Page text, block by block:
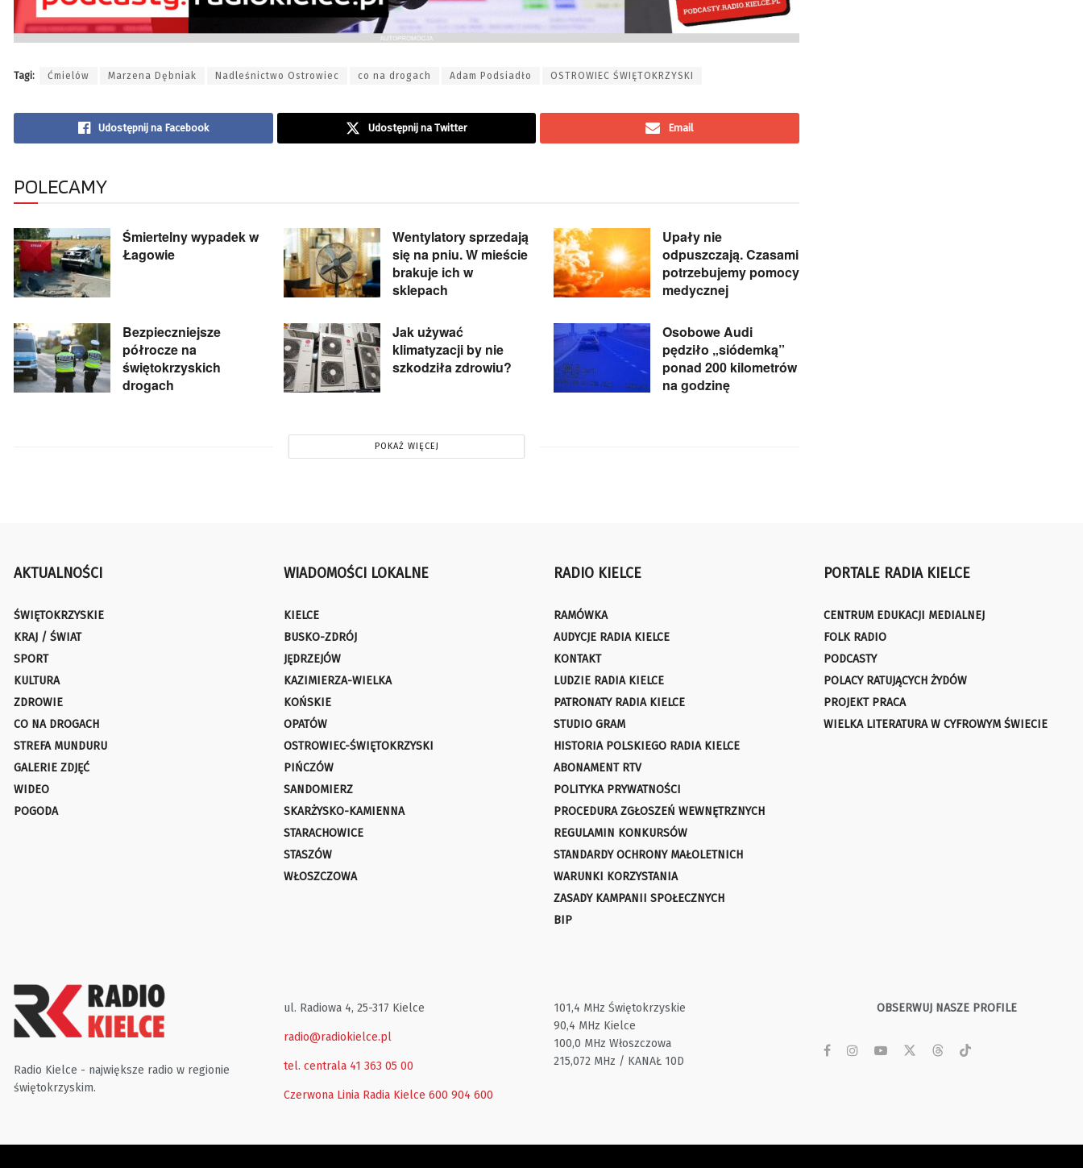
Tagi: Ćmielów Marzena Dębniak Nadleśnictwo Ostrowiec co na drogach Adam Podsiadło OSTROWIEC ŚWIĘTOKRZYSKI
Udostępnij na Facebook Udostępnij na Twitter Email
POLECAMY
Śmiertelny wypadek w
Łagowie
Wentylatory sprzedają
się na pniu. W mieście
brakuje ich w
sklepach
Upały nie
odpuszczają. Czasami
potrzebujemy pomocy
medycznej
Bezpieczniejsze
półrocze na
świętokrzyskich
drogach
Jak używać
klimatyzacji by nie
szkodziła zdrowiu?
Osobowe Audi
pędziło „siódemką”
ponad 200 kilometrów
na godzinę
POKAŻ WIĘCEJ
AKTUALNOŚCI
ŚWIĘTOKRZYSKIE
KRAJ / ŚWIAT
SPORT
KULTURA
ZDROWIE
CO NA DROGACH
STREFA MUNDURU
GALERIE ZDJĘĆ
WIDEO
POGODA
WIADOMOŚCI LOKALNE
KIELCE
BUSKO-ZDRÓJ
JĘDRZEJÓW
KAZIMIERZA-WIELKA
KOŃSKIE
OPATÓW
OSTROWIEC-ŚWIĘTOKRZYSKI
PIŃCZÓW
SANDOMIERZ
SKARŻYSKO-KAMIENNA
STARACHOWICE
STASZÓW
WŁOSZCZOWA
RADIO KIELCE
RAMÓWKA
AUDYCJE RADIA KIELCE
KONTAKT
LUDZIE RADIA KIELCE
PATRONATY RADIA KIELCE
STUDIO GRAM
HISTORIA POLSKIEGO RADIA KIELCE
ABONAMENT RTV
POLITYKA PRYWATNOŚCI
PROCEDURA ZGŁOSZEŃ WEWNĘTRZNYCH
REGULAMIN KONKURSÓW
STANDARDY OCHRONY MAŁOLETNICH
WARUNKI KORZYSTANIA
ZASADY KAMPANII SPOŁECZNYCH
BIP
PORTALE RADIA KIELCE
CENTRUM EDUKACJI MEDIALNEJ
FOLK RADIO
PODCASTY
POLACY RATUJĄCYCH ŻYDÓW
PROJEKT PRACA
WIELKA LITERATURA W CYFROWYM ŚWIECIE
Radio Kielce - największe radio w regionie
świętokrzyskim.
ul. Radiowa 4, 25-317 Kielce
radio@radiokielce.pl
tel. centrala 41 363 05 00
Czerwona Linia Radia Kielce 600 904 600
101,4 MHz Świętokrzyskie
90,4 MHz Kielce
100,0 MHz Włoszczowa
215,072 MHz / KANAŁ 10D
OBSERWUJ NASZE PROFILE